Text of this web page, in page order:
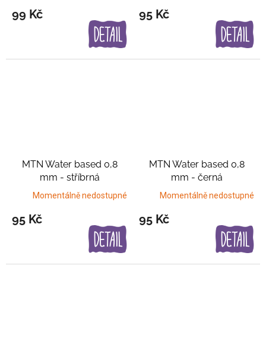
99 Kč 95 Kč
MTN Water based 0,8
mm - stříbrná
Momentálně nedostupné
95 Kč
MTN Water based 0,8
mm - černá
Momentálně nedostupné
95 Kč